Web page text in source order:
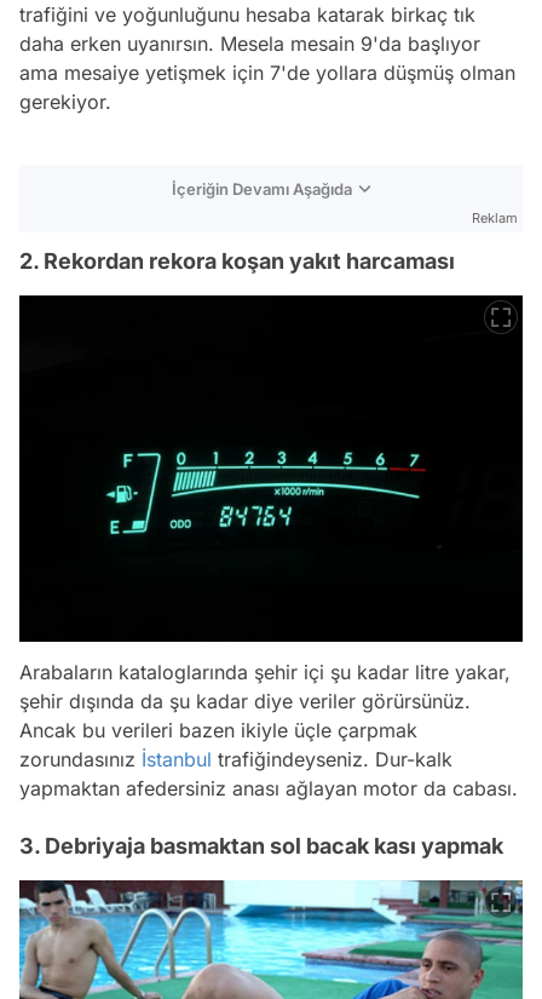
trafiğini ve yoğunluğunu hesaba katarak birkaç tık
daha erken uyanırsın. Mesela mesain 9'da başlıyor
ama mesaiye yetişmek için 7'de yollara düşmüş olman
gerekiyor.
İçeriğin Devamı Aşağıda
Reklam
2. Rekordan rekora koşan yakıt harcaması
Arabaların kataloglarında şehir içi şu kadar litre yakar,
şehir dışında da şu kadar diye veriler görürsünüz.
Ancak bu verileri bazen ikiyle üçle çarpmak
zorundasınız İstanbul trafiğindeyseniz. Dur-kalk
yapmaktan afedersiniz anası ağlayan motor da cabası.
3. Debriyaja basmaktan sol bacak kası yapmak